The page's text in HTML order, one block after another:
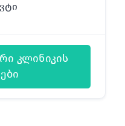
კლინიკის